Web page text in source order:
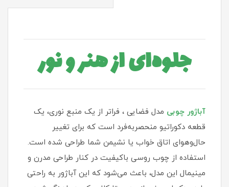
جلوه‌ای از هنر و نور
آباژور چوبی مدل فضایی ، فراتر از یک منبع نوری، یک
قطعه دکوراتیو منحصر‌به‌فرد است که برای تغییر
حال‌وهوای اتاق خواب یا نشیمن شما طراحی شده است.
استفاده از چوب روسی باکیفیت در کنار طراحی مدرن و
مینیمال این مدل، باعث می‌شود که این آباژور به راحتی